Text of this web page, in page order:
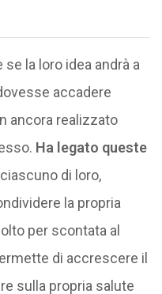
la loro idea andrà a
accadere
ancora realizzato
Ha legato queste
di loro,
la propria
per scontata al
di accrescere il
sulla propria salute